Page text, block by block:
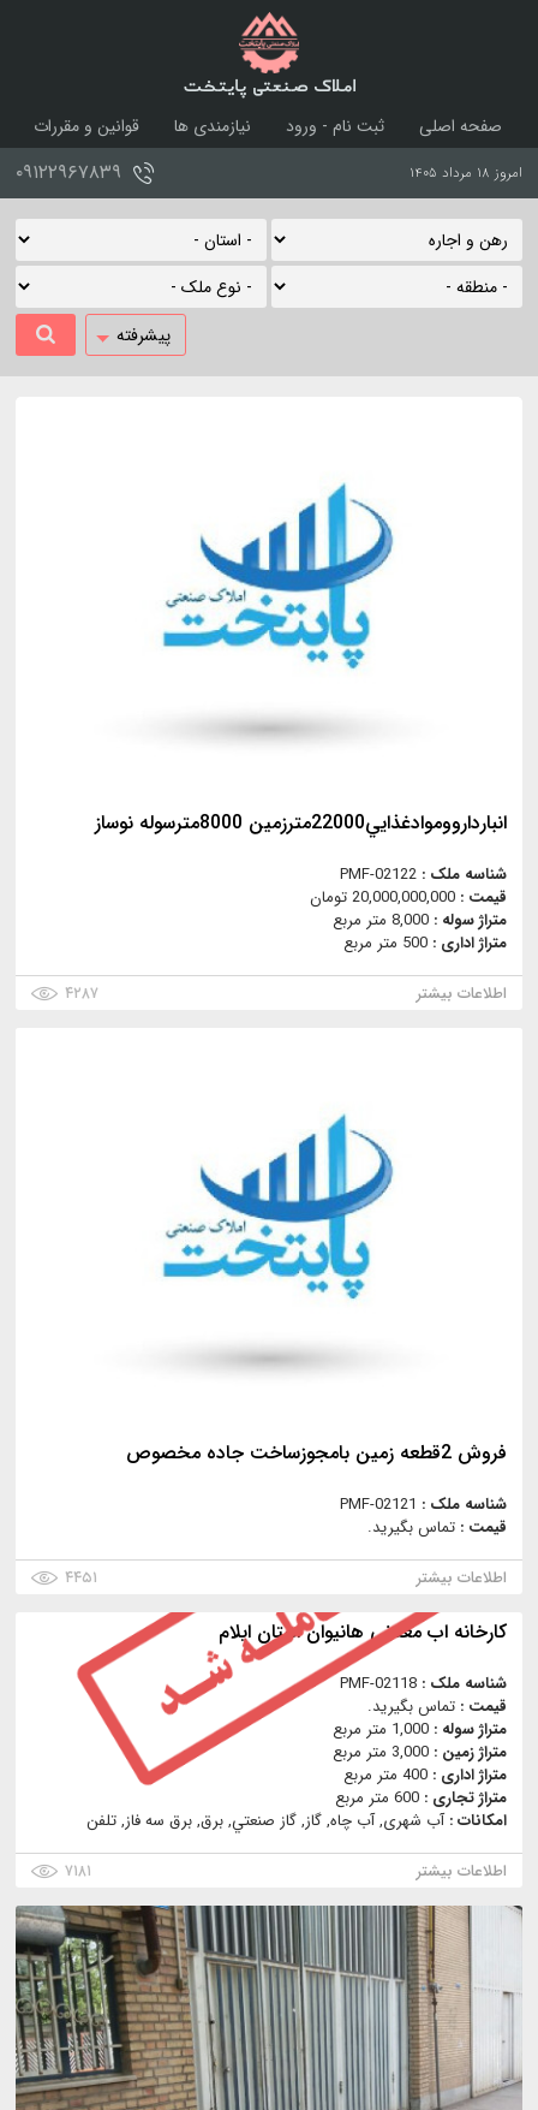
املاک صنعتی پایتخت
صفحه اصلی ثبت نام - ورود نیازمندی ها
قوانین و مقررات
امروز ۱۸ مرداد ۱۴۰۵ ۰۹۱۲۲۹۶۷۸۳۹
پیشرفته
انباردارووموادغذايي22000مترزمين 8000مترسوله نوساز
شناسه ملک : PMF-02122
قیمت : 20,000,000,000 تومان
متراژ سوله : 8,000 متر مربع
متراژ اداری : 500 متر مربع
اطلاعات بیشتر
۴۲۸۷
فروش 2قطعه زمين بامجوزساخت جاده مخصوص
شناسه ملک : PMF-02121
قیمت : تماس بگیرید.
اطلاعات بیشتر
۴۴۵۱
کارخانه اب معدنی هانیوان استان ايلام
شناسه ملک : PMF-02118
قیمت : تماس بگیرید.
متراژ سوله : 1,000 متر مربع
متراژ زمین : 3,000 متر مربع
متراژ اداری : 400 متر مربع
متراژ تجاری : 600 متر مربع
امکانات :آب شهری, آب چاه, گاز, گاز صنعتي, برق, برق سه فاز, تلفن
اطلاعات بیشتر
۷۱۸۱